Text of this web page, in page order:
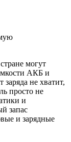
могут
АКБ и
не хватит,
просто не
и
запас
и зарядные